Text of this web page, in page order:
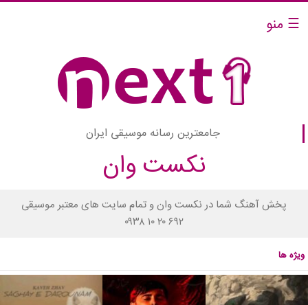
☰ منو
جامعترین رسانه موسیقی ایران
نکست وان
پخش آهنگ شما در نکست وان و تمام سایت های معتبر موسیقی
۰۹۳۸ ۱۰ ۲۰ ۶۹۲
ویژه ها